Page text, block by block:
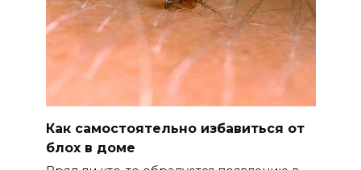
Как самостоятельно избавиться от
блох в доме